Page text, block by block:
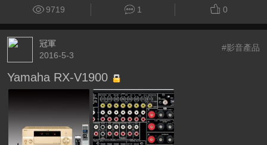
9719 1 0
冠軍
2016-5-3
#影音產品
Yamaha RX-V1900